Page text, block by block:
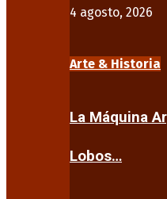
4 agosto, 2026
Arte & Historia
La Máquina
Lobos…